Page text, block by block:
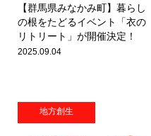
【群馬県みなかみ町】暮らし
の根をたどるイベント「衣の
リトリート」が開催決定！
2025.09.04
地方創生